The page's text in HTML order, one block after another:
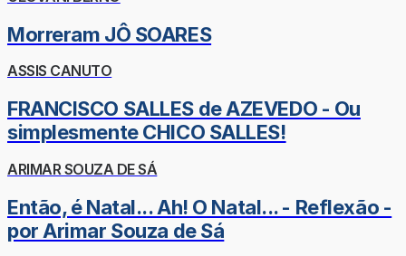
Morreram JÔ SOARES
ASSIS CANUTO
FRANCISCO SALLES de AZEVEDO - Ou
simplesmente CHICO SALLES!
ARIMAR SOUZA DE SÁ
Então, é Natal... Ah! O Natal... - Reflexão -
por Arimar Souza de Sá